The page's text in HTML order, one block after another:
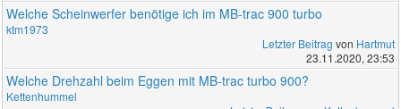
Welche Scheinwerfer benötige ich im MB-trac 900 turbo
ktm1973
Letzter Beitrag von Hartmut
23.11.2020, 23:53
Welche Drehzahl beim Eggen mit MB-trac turbo 900?
Kettenhummel